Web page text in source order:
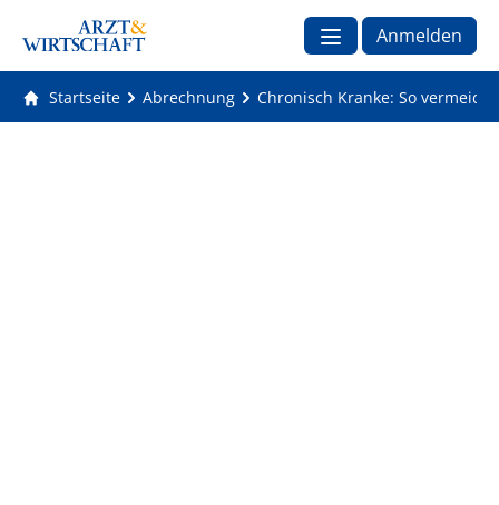
Anmelden
Startseite Abrechnung Chronisch Kranke: So